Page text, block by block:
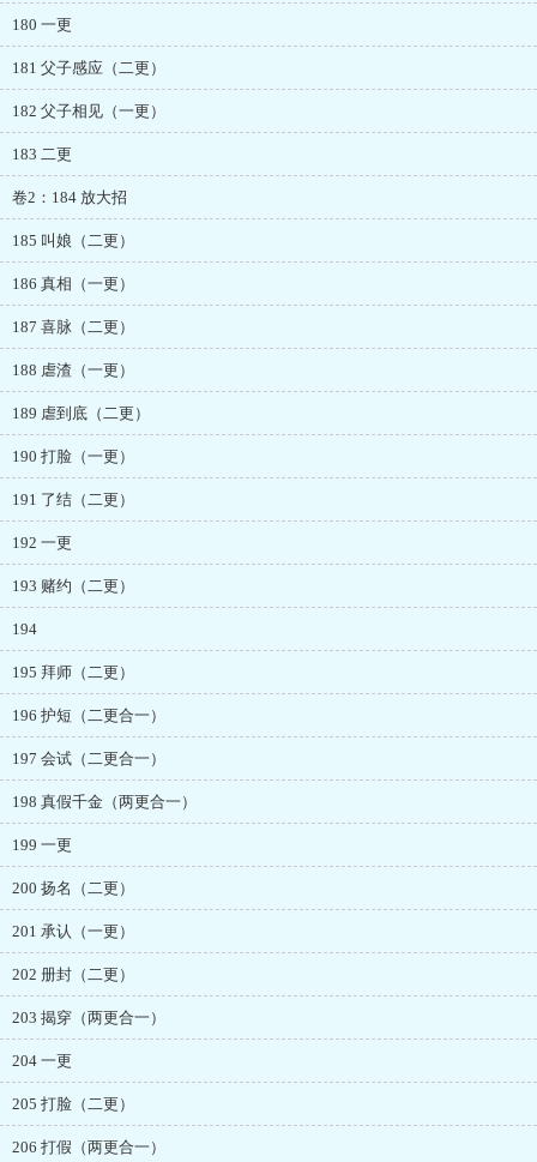
180 一更
181 父子感应（二更）
182 父子相见（一更）
183 二更
卷2：184 放大招
185 叫娘（二更）
186 真相（一更）
187 喜脉（二更）
188 虐渣（一更）
189 虐到底（二更）
190 打脸（一更）
191 了结（二更）
192 一更
193 赌约（二更）
194
195 拜师（二更）
196 护短（二更合一）
197 会试（二更合一）
198 真假千金（两更合一）
199 一更
200 扬名（二更）
201 承认（一更）
202 册封（二更）
203 揭穿（两更合一）
204 一更
205 打脸（二更）
206 打假（两更合一）